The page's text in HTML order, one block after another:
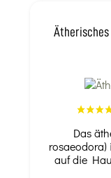
Ätherisches
Das
rosaeodora)
auf die